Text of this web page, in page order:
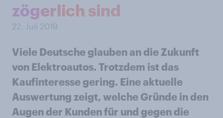
zögerlich sind
22. Juli 2019
Viele Deutsche glauben an die Zukunft
von Elektroautos. Trotzdem ist das
Kaufinteresse gering. Eine aktuelle
Auswertung zeigt, welche Gründe in den
Augen der Kunden für und gegen die